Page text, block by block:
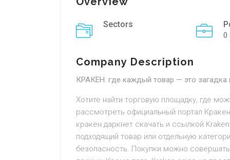
Sectors
0
Company Description
КРАКЕН: где каждый товар — это загадка
Хотите найти торговую площадку, где
рассмотреть официальный портал
кракен даркнет скачать и ссылкой
подходящий товар или отдельную
безопасность. Покупки можно